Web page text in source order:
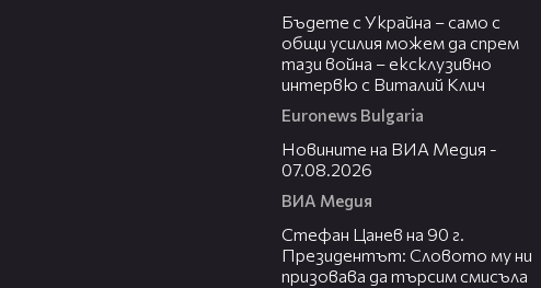
Бъдете с Украйна – само с
общи усилия можем да спрем
тази война – ексклузивно
интервю с Виталий Клич
Euronews Bulgaria
Новините на ВИА Медия -
07.08.2026
ВИА Медия
Стефан Цанев на 90 г.
Президентът: Словото му ни
призовава да търсим смисъла